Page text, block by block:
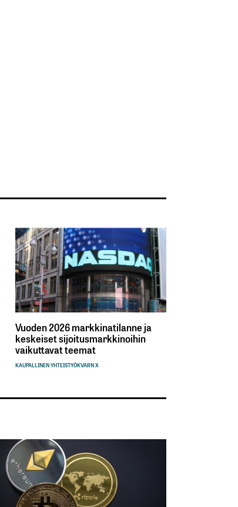
Vuoden 2026 markkinatilanne ja
keskeiset sijoitusmarkkinoihin
vaikuttavat teemat
KAUPALLINEN YHTEISTYÖKVARN X